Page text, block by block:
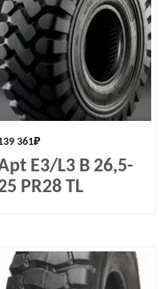
361₽
E3/L3 B 26,5-
PR28 TL